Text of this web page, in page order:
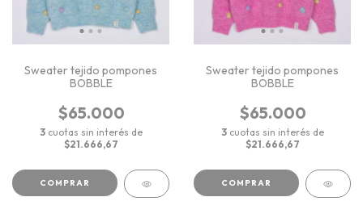
Sweater tejido pompones
BOBBLE
$65.000
3 cuotas sin interés de
$21.666,67
COMPRAR
Sweater tejido pompones
BOBBLE
$65.000
3 cuotas sin interés de
$21.666,67
COMPRAR